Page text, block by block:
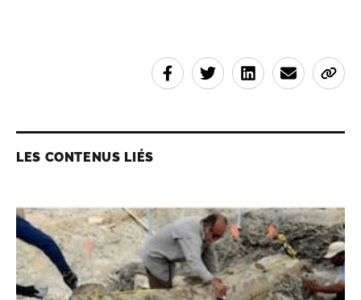
LES CONTENUS LIÉS